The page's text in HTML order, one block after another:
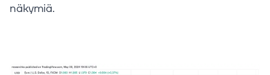
näkymiä.